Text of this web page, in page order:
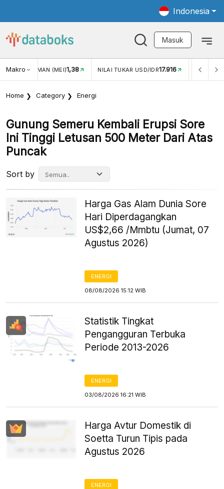
Indonesia
Masuk
Makro
TUKAR USD/IDR17.916 INFLASI YOY (JUL)2,88% INFLASI
Home Category Energi
Gunung Semeru Kembali Erupsi Sore
Ini Tinggi Letusan 500 Meter Dari Atas
Puncak
Sort by
Harga Gas Alam Dunia Sore
Hari Diperdagangkan
US$2,66 /Mmbtu (Jumat, 07
Agustus 2026)
ENERGI
08/08/2026 15:12 WIB
Statistik Tingkat
Pengangguran Terbuka
Periode 2013-2026
ENERGI
03/08/2026 16:21 WIB
Harga Avtur Domestik di
Soetta Turun Tipis pada
Agustus 2026
ENERGI